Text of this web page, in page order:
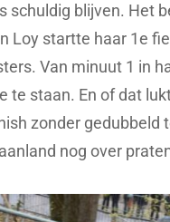
schuldig blijven. Het
Loy startte haar 1e
Van minuut 1 in
te staan. En of dat
zonder gedubbeld
nog over